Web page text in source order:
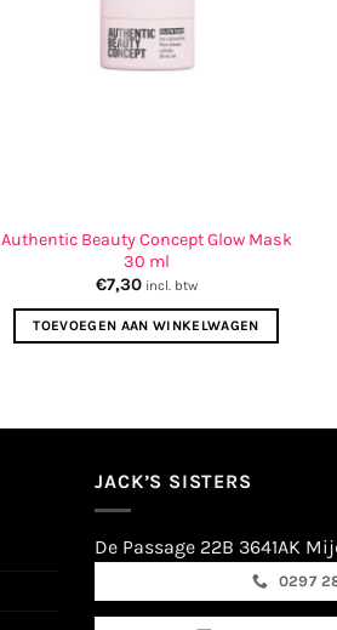
Authentic Beauty Concept Glow Mask
30 ml
€7,30 incl. btw
TOEVOEGEN AAN WINKELWAGEN
JACK’S SISTERS
De Passage 22B 3641AK
0297